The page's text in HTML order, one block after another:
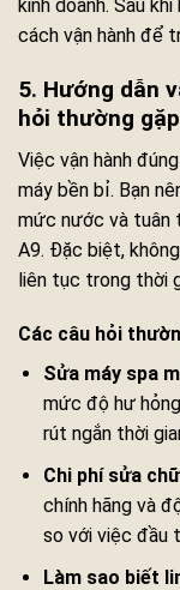
kinh doanh. Sau
cách vận hành để
5. Hướng dẫn
hỏi thường gặp
Việc vận hành
máy bền bỉ. Bạn
mức nước và tuân
A9. Đặc biệt,
liên tục trong thời
Các câu hỏi
Sửa máy spa
mức độ hư
rút ngắn thời
Chi phí sửa
chính hãng và
so với việc đầu
Làm sao biết